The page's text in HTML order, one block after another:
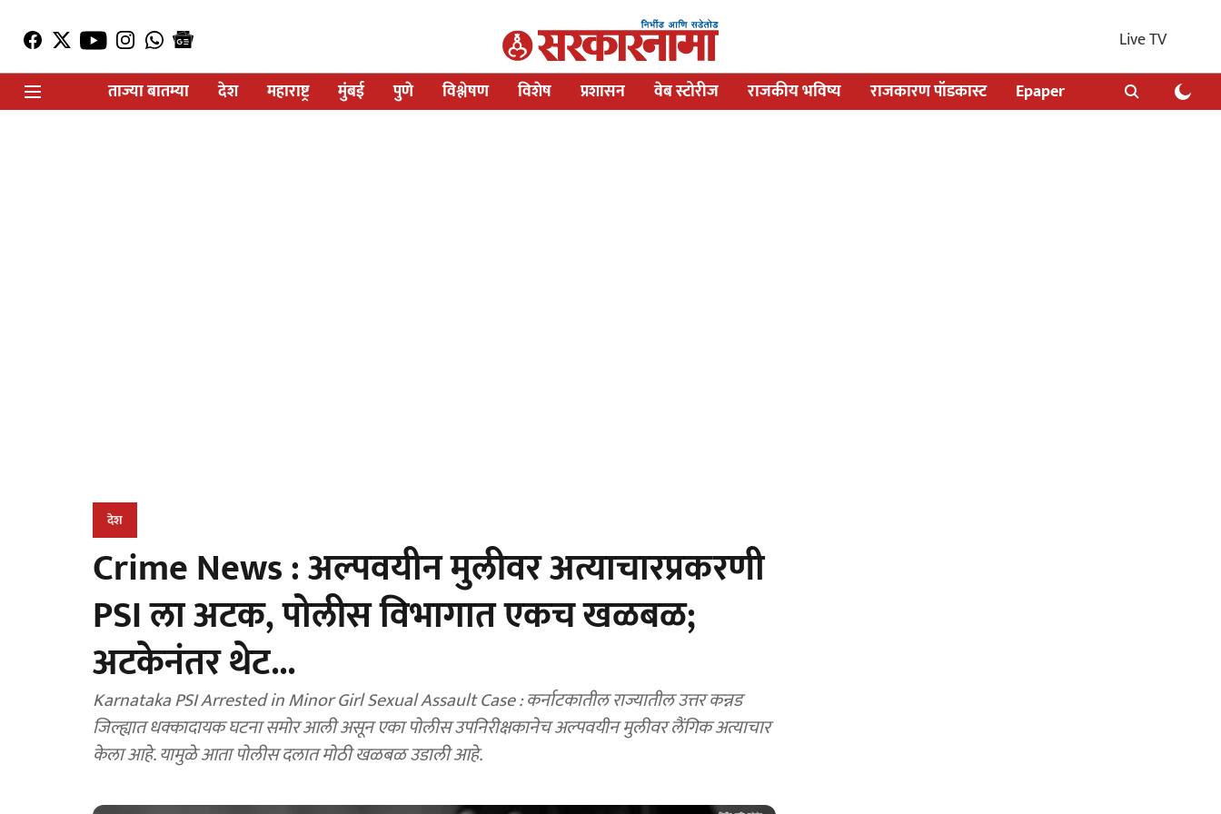
Live TV
ताज्या बातम्या
देश महाराष्ट्र मुंबई पुणे विश्लेषण विशेष प्रशासन वेब स्टोरीज राजकीय भविष्य राजकारण पॉडकास्ट Epaper
देश
Crime News : अल्पवयीन मुलीवर अत्याचारप्रकरणी
PSI ला अटक, पोलीस विभागात एकच खळबळ;
अटकेनंतर थेट...
Karnataka PSI Arrested in Minor Girl Sexual Assault Case : कर्नाटकातील राज्यातील उत्तर कन्नड
जिल्ह्यात धक्कादायक घटना समोर आली असून एका पोलीस उपनिरीक्षकानेच अल्पवयीन मुलीवर लैंगिक अत्याचार
केला आहे. यामुळे आता पोलीस दलात मोठी खळबळ उडाली आहे.